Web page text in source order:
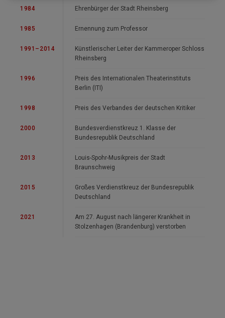
1984 Ehrenbürger der Stadt Rheinsberg
1985 Ernennung zum Professor
1991–2014
Künstlerischer Leiter der Kammeroper Schloss
Rheinsberg
1996
Preis des Internationalen Theaterinstituts
Berlin (ITI)
1998 Preis des Verbandes der deutschen Kritiker
2000
Bundesverdienstkreuz 1. Klasse der
Bundesrepublik Deutschland
2013
Louis-Spohr-Musikpreis der Stadt
Braunschweig
2015
Großes Verdienstkreuz der Bundesrepublik
Deutschland
2021
Am 27. August nach längerer Krankheit in
Stolzenhagen (Brandenburg) verstorben